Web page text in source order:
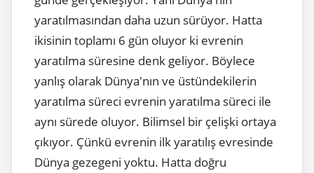
yaratılmasından daha uzun sürüyor. Hatta
ikisinin toplamı 6 gün oluyor ki evrenin
yaratılma süresine denk geliyor. Böylece
yanlış olarak Dünya'nın ve üstündekilerin
yaratılma süreci evrenin yaratılma süreci ile
aynı sürede oluyor. Bilimsel bir çelişki ortaya
çıkıyor. Çünkü evrenin ilk yaratılış evresinde
Dünya gezegeni yoktu. Hatta doğru